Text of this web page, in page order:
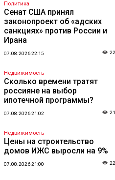
Политика
Сенат США принял
законопроект об «адских
санкциях» против России и
Ирана
07.08.2026 22:15
Недвижимость
Сколько времени тратят
россияне на выбор
ипотечной программы?
07.08.2026 21:02
Недвижимость
Цены на строительство
домов ИЖС выросли на 9%
07.08.2026 21:00